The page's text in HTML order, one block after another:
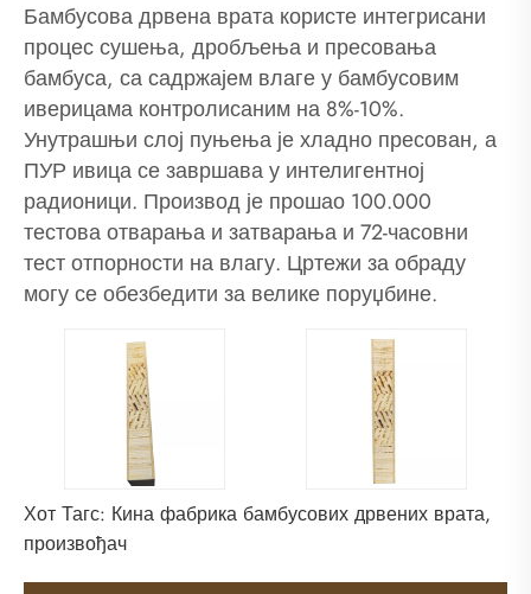
Бамбусова дрвена врата користе интегрисани
процес сушења, дробљења и пресовања
бамбуса, са садржајем влаге у бамбусовим
иверицама контролисаним на 8%-10%.
Унутрашњи слој пуњења је хладно пресован, а
ПУР ивица се завршава у интелигентној
радионици. Производ је прошао 100.000
тестова отварања и затварања и 72-часовни
тест отпорности на влагу. Цртежи за обраду
могу се обезбедити за велике поруџбине.
Хот Тагс: Кина фабрика бамбусових дрвених врата,
произвођач